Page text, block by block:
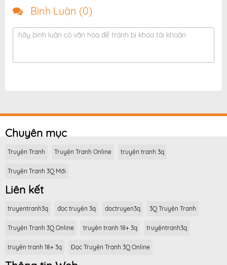
Bình Luận (0)
hãy bình luận có văn hóa để tránh bị khóa tài khoản
Chuyên mục
Truyện Tranh Truyện Tranh Online truyện tranh 3q
Truyện Tranh 3Q Mới
Liên kết
truyentranh3q đọc truyện 3q doctruyen3q 3Q Truyện Tranh
Truyện Tranh 3Q Online truyện tranh 18+ 3q truyệntranh3q
truyện tranh 18+ 3q Đọc Truyện Tranh 3Q Online